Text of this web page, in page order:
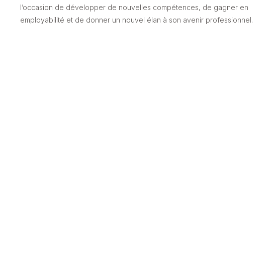
l’occasion de développer de nouvelles compétences, de gagner en
employabilité et de donner un nouvel élan à son avenir professionnel.